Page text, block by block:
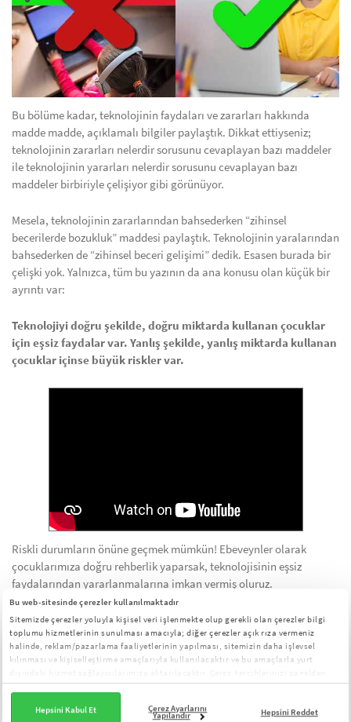
Bu web-sitesinde çerezler kullanılmaktadır
Sitemizde çerezler yoluyla kişisel veri işlenmekte olup gerekli olan çerezler bilgi
toplumu hizmetlerinin sunulması amacıyla; diğer çerezler açık rıza vermeniz
halinde, reklam/pazarlama faaliyetlerinin yapılması, sitemizin daha işlevsel
kılınması ve kişiselleştirme amaçlarıyla kullanılacaktır ve bu amaçlarla yurt
yönetebilirsiniz:Çerez Aydınlatma Metni
Hepsini Kabul Et Çerez Ayarlarını
Yapılandır Hepsini Reddet
Bu bölüme kadar, teknolojinin faydaları ve zararları hakkında
madde madde, açıklamalı bilgiler paylaştık. Dikkat ettiyseniz;
teknolojinin zararları nelerdir sorusunu cevaplayan bazı maddeler
ile teknolojinin yararları nelerdir sorusunu cevaplayan bazı
maddeler birbiriyle çelişiyor gibi görünüyor.
Mesela, teknolojinin zararlarından bahsederken “zihinsel
becerilerde bozukluk” maddesi paylaştık. Teknolojinin yaralarından
bahsederken de “zihinsel beceri gelişimi” dedik. Esasen burada bir
çelişki yok. Yalnızca, tüm bu yazının da ana konusu olan küçük bir
ayrıntı var:
Teknolojiyi doğru şekilde, doğru miktarda kullanan çocuklar
için eşsiz faydalar var. Yanlış şekilde, yanlış miktarda kullanan
çocuklar içinse büyük riskler var.
Riskli durumların önüne geçmek mümkün! Ebeveynler olarak
çocuklarımıza doğru rehberlik yaparsak, teknolojisinin eşsiz
faydalarından yararlanmalarına imkan vermiş oluruz.
Faydalı Zeka Oyunu MentalUP’ı Denemeyi Unutmayın!
Çocuğunuzun doğru oyun seçimine yardımcı olun ve teknolojinin
da zararlı öğe olmayan, bilimsel ve eğlenceli zeka oyunu
uygulaması olan